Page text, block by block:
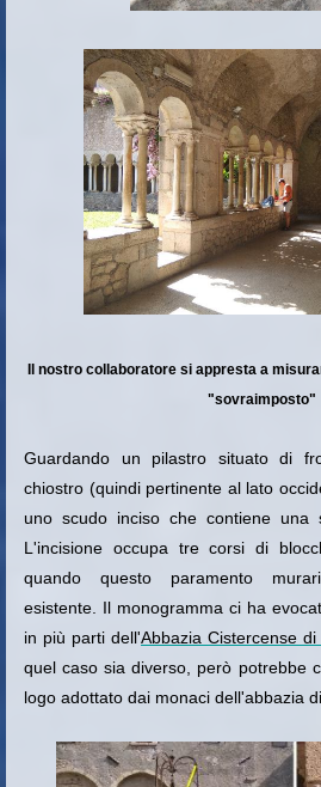
Il nostro collaboratore si appresta a
"sovraimposto"
Guardando un pilastro situato di
chiostro (quindi pertinente al lato
uno scudo inciso che contiene una
L'incisione occupa tre corsi di
quando questo paramento
esistente. Il monogramma ci ha
in più parti dell'Abbazia Cistercense
quel caso sia diverso, però potrebbe
logo adottato dai monaci dell'abbazia